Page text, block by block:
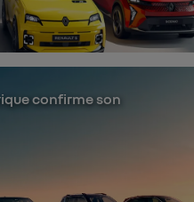
confirme son